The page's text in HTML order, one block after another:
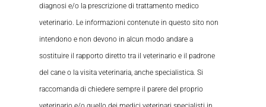
diagnosi e/o la prescrizione di trattamento medico
veterinario. Le informazioni contenute in questo sito non
intendono e non devono in alcun modo andare a
sostituire il rapporto diretto tra il veterinario e il padrone
del cane o la visita veterinaria, anche specialistica. Si
raccomanda di chiedere sempre il parere del proprio